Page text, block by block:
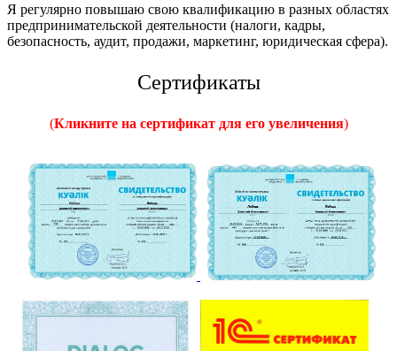
Я регулярно повышаю свою квалификацию в разных областях
предпринимательской деятельности (налоги, кадры,
безопасность, аудит, продажи, маркетинг, юридическая сфера).
Сертификаты
(Кликните на сертификат для его увеличения)